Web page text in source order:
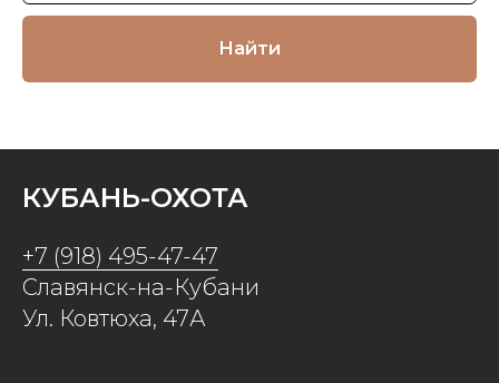
Найти
КУБАНЬ-ОХОТА
+7 (918) 495-47-47
Славянск-на-Кубани
Ул. Ковтюха, 47А